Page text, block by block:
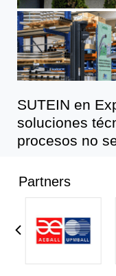
SUTEIN en
soluciones
procesos no
Partners